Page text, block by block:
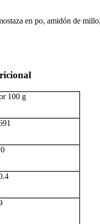
en po, amidón de
100 g